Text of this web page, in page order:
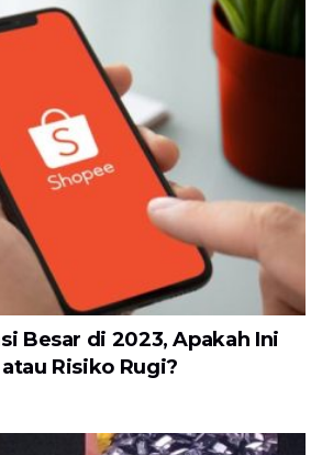
Besar di 2023, Apakah Ini
Risiko Rugi?